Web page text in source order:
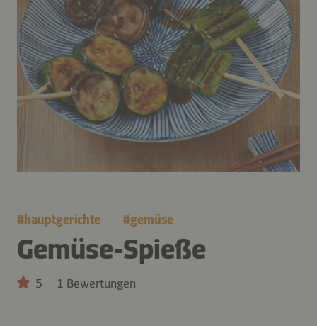
#hauptgerichte #gemüse
Gemüse-Spieße
5 1 Bewertungen